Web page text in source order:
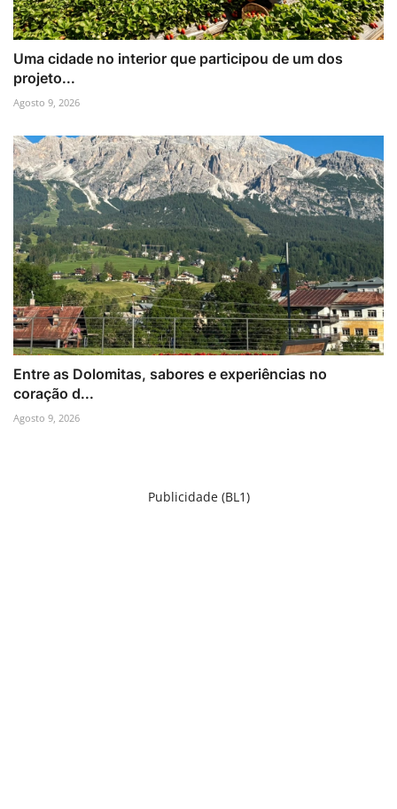
Uma cidade no interior que participou de um dos
projeto...
Agosto 9, 2026
Entre as Dolomitas, sabores e experiências no
coração d...
Agosto 9, 2026
Publicidade (BL1)